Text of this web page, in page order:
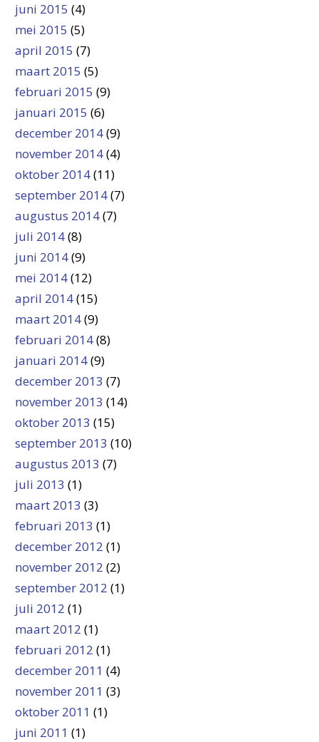
juni 2015 (4)
mei 2015 (5)
april 2015 (7)
maart 2015 (5)
februari 2015 (9)
januari 2015 (6)
december 2014(9)
november 2014(4)
oktober 2014(11)
september 2014(7)
augustus 2014(7)
juli 2014(8)
juni 2014(9)
mei 2014(12)
april 2014(15)
maart 2014(9)
februari 2014(8)
januari 2014(9)
december 2013 (7)
november 2013 (14)
oktober 2013 (15)
september 2013 (10)
augustus 2013 (7)
juli 2013 (1)
maart 2013 (3)
februari 2013 (1)
december 2012 (1)
november 2012 (2)
september 2012 (1)
juli 2012 (1)
maart 2012 (1)
februari 2012 (1)
december 2011 (4)
november 2011 (3)
oktober 2011 (1)
juni 2011 (1)